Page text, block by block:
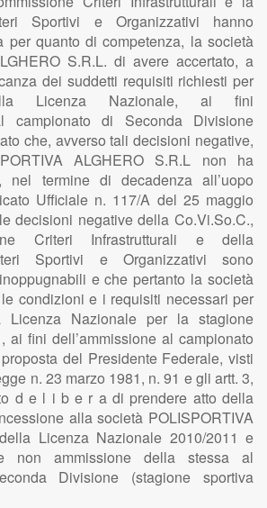
Sportivi e Organizzativi hanno
per quanto di competenza, la società
S.R.L. di avere accertato, a
dei suddetti requisiti richiesti per
Licenza Nazionale, ai fini
campionato di Seconda Divisione
che, avverso tali decisioni negative,
ALGHERO S.R.L non ha
nel termine di decadenza all’uopo
Ufficiale n. 117/A del 25 maggio
decisioni negative della Co.Vi.So.C.,
Criteri Infrastrutturali e della
Sportivi e Organizzativi sono
e che pertanto la società
condizioni e i requisiti necessari per
Licenza Nazionale per la stagione
ai fini dell’ammissione al campionato
del Presidente Federale, visti
n. 23 marzo 1981, n. 91 e gli artt. 3,
d e l i b e r a di prendere atto della
alla società POLISPORTIVA
Licenza Nazionale 2010/2011 e
non ammissione della stessa al
Divisione (stagione sportiva